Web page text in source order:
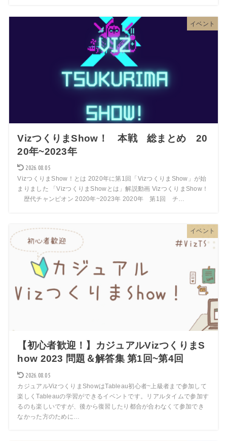
イベント
VizつくりまShow！ 本戦 総まとめ 20
20年~2023年
2026.08.05
VizつくりまShow！とは 2020年に第1回「VizつくりまShow」が始
まりました 「VizつくりまShowとは」解説動画 VizつくりまShow！
歴代チャンピオン 2020年~2023年 2020年 第1回 チ…
イベント
【初心者歓迎！】カジュアルVizつくりまS
how 2023 問題＆解答集 第1回~第4回
2026.08.05
カジュアルVizつくりまShowはTableau初心者~上級者まで参加して
楽しくTableauの学習ができるイベントです。リアルタイムで参加す
るのも楽しいですが、後から復習したり都合が合わなくて参加でき
なかった方のために…